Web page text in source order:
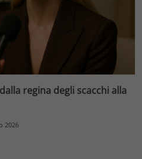
dalla regina degli scacchi alla
2026